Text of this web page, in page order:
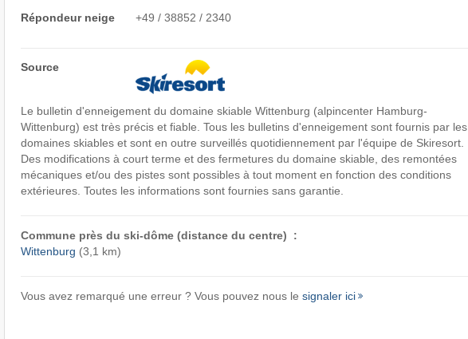
Répondeur neige +49 / 38852 / 2340
Source
Le bulletin d'enneigement du domaine skiable Wittenburg (alpincenter Hamburg-
Wittenburg) est très précis et fiable. Tous les bulletins d'enneigement sont fournis par les
domaines skiables et sont en outre surveillés quotidiennement par l'équipe de Skiresort.
Des modifications à court terme et des fermetures du domaine skiable, des remontées
mécaniques et/ou des pistes sont possibles à tout moment en fonction des conditions
extérieures. Toutes les informations sont fournies sans garantie.
Commune près du ski-dôme (distance du centre) :
Wittenburg (3,1 km)
Vous avez remarqué une erreur ? Vous pouvez nous le signaler ici